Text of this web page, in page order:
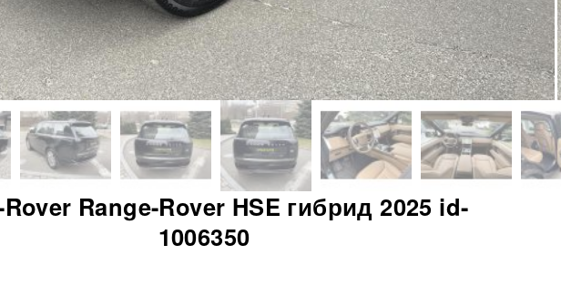
Range-Rover HSE гибрид 2025 id-
1006350